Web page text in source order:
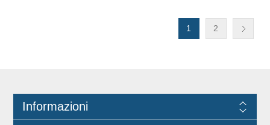
1 2
Informazioni